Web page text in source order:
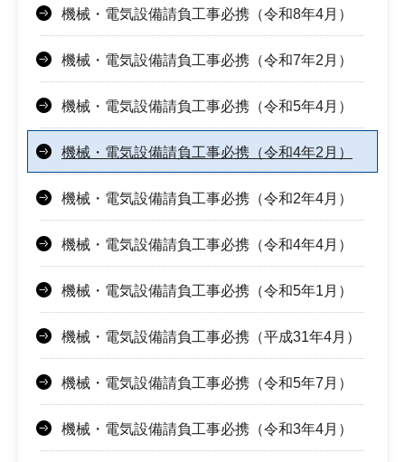
機械・電気設備請負工事必携（令和8年4月）
機械・電気設備請負工事必携（令和7年2月）
機械・電気設備請負工事必携（令和5年4月）
機械・電気設備請負工事必携（令和4年2月）
機械・電気設備請負工事必携（令和2年4月）
機械・電気設備請負工事必携（令和4年4月）
機械・電気設備請負工事必携（令和5年1月）
機械・電気設備請負工事必携（平成31年4月）
機械・電気設備請負工事必携（令和5年7月）
機械・電気設備請負工事必携（令和3年4月）